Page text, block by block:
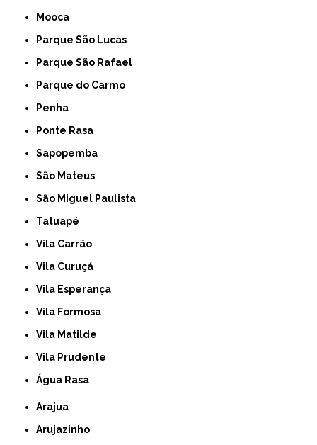
Mooca
Parque São Lucas
Parque São Rafael
Parque do Carmo
Penha
Ponte Rasa
Sapopemba
São Mateus
São Miguel Paulista
Tatuapé
Vila Carrão
Vila Curuçá
Vila Esperança
Vila Formosa
Vila Matilde
Vila Prudente
Água Rasa
Arajua
Arujazinho